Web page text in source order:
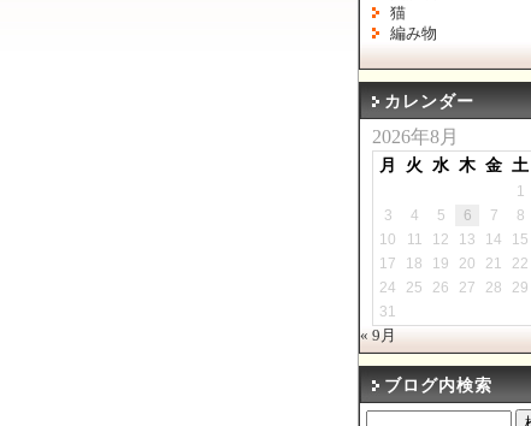
猫
編み物
カレンダー
2026年8月
月 火 水 木 金 土
1
3
4 5 6 7 8
10
11 12 13 14 15
17
18 19 20 21 22
24
25 26 27 28 29
31
« 9月
ブログ内検索